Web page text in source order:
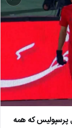
پرسپولیس که همه